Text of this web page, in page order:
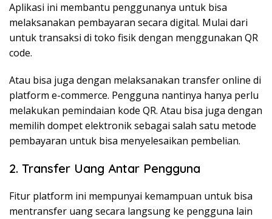
Aplikasi ini membantu penggunanya untuk bisa
melaksanakan pembayaran secara digital. Mulai dari
untuk transaksi di toko fisik dengan menggunakan QR
code.
Atau bisa juga dengan melaksanakan transfer online di
platform e-commerce. Pengguna nantinya hanya perlu
melakukan pemindaian kode QR. Atau bisa juga dengan
memilih dompet elektronik sebagai salah satu metode
pembayaran untuk bisa menyelesaikan pembelian.
2. Transfer Uang Antar Pengguna
Fitur platform ini mempunyai kemampuan untuk bisa
mentransfer uang secara langsung ke pengguna lain